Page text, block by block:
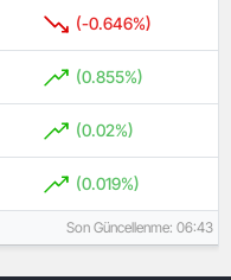
(-0.646%)
(0.855%)
(0.02%)
(0.019%)
Son Güncellenme: 06:43